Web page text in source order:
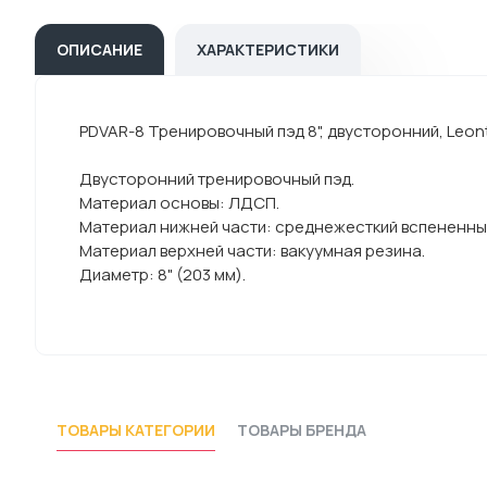
ОПИСАНИЕ ХАРАКТЕРИСТИКИ
PDVAR-8 Тренировочный пэд 8", двусторонний,
Двусторонний тренировочный пэд.
Материал основы: ЛДСП.
Материал нижней части: среднежесткий
Материал верхней части: вакуумная резина.
Диаметр: 8" (203 мм).
ТОВАРЫ КАТЕГОРИИ ТОВАРЫ БРЕНДА